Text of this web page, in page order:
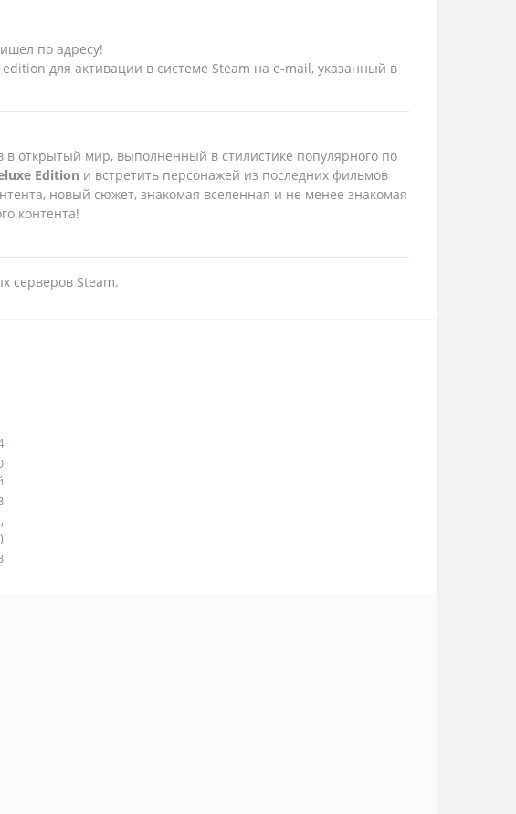
по адресу!
для активации в системе Steam на e-mail, указанный в
открытый мир, выполненный в стилистике популярного по
Edition и встретить персонажей из последних фильмов
новый сюжет, знакомая вселенная и не менее знакомая
контента!
серверов Steam.